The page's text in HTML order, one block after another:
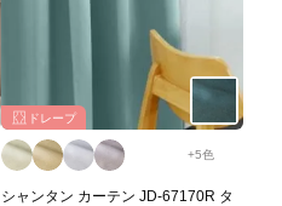
ドレープ
+5色
シャンタン カーテン JD-67170R タ